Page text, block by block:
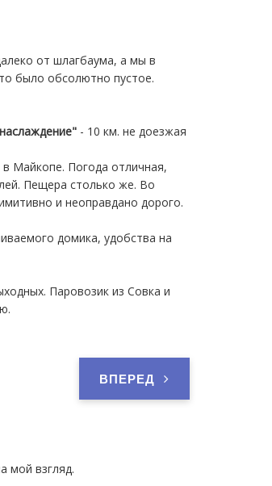
от шлагбаума, а мы в
было обсолютно пустое.
- 10 км. не доезжая
Майкопе. Погода отличная,
Пещера столько же. Во
и неоправдано дорого.
домика, удобства на
Паровозик из Совка и
ВПЕРЕД
мой взгляд.